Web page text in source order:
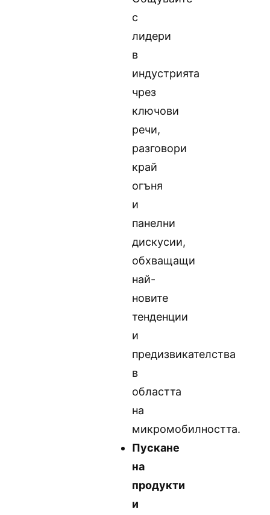
с
лидери
в
индустрията
чрез
ключови
речи,
разговори
край
огъня
и
панелни
дискусии,
обхващащи
най-
новите
тенденции
и
предизвикателства
в
областта
на
микромобилността.
Пускане
на
продукти
и